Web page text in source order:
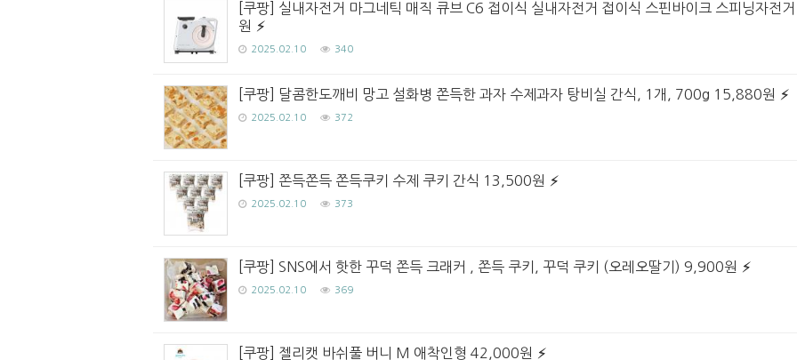
[쿠팡] 실내자전거 마그네틱 매직 큐브 C6 접이식 실내자전거 접이식 스핀바이크 스피닝자
원
2025.02.10 340
[쿠팡] 달콤한도깨비 망고 설화병 쫀득한 과자 수제과자 탕비실 간식, 1개, 700g 15,880원
2025.02.10 372
[쿠팡] 쫀득쫀득 쫀득쿠키 수제 쿠키 간식 13,500원
2025.02.10 373
[쿠팡] SNS에서 핫한 꾸덕 쫀득 크래커 , 쫀득 쿠키, 꾸덕 쿠키 (오레오딸기) 9,900원
2025.02.10 369
[쿠팡] 젤리캣 바쉬풀 버니 M 애착인형 42,000원